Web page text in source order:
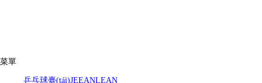
菜單
乒乓球臺(tái)JEEANLEAN